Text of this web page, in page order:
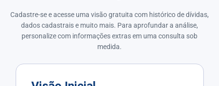
Cadastre-se e acesse uma visão gratuita com histórico de dívidas,
dados cadastrais e muito mais. Para aprofundar a análise,
personalize com informações extras em uma consulta sob
medida.